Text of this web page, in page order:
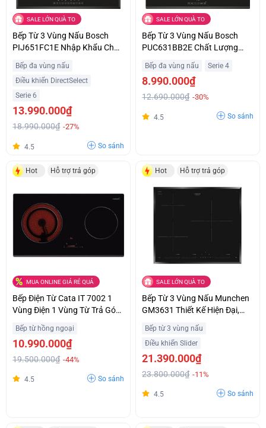
SALE LỚN QUÀ TO
Bếp Từ 3 Vùng Nấu Bosch
PIJ651FC1E Nhập Khẩu Châu
Bếp đa vùng nấu
Điều khiển DirectSelect
Serie 6
13.990.000₫
18.990.000₫ -27%
4.5 So sánh
SALE LỚN QUÀ TO
Bếp Từ 3 Vùng Nấu Bosch
PUC631BB2E Chất Lượng
Bếp đa vùng nấu Serie 4
8.990.000₫
12.690.000₫ -30%
4.5 So sánh
Hot Hỗ trợ trả góp
MUA ONLINE GIÁ RẺ QUÁ
Bếp Điện Từ Cata IT 7002 1
Vùng Điện 1 Vùng Từ Trả Góp
Bếp từ hồng ngoại
10.990.000₫
19.500.000₫ -44%
4.5 So sánh
Hot Hỗ trợ trả góp
SALE LỚN QUÀ TO
Bếp Từ 3 Vùng Nấu Munchen
GM3631 Thiết Kế Hiện Đại,
Bếp từ 3 vùng nấu
Điều khiển Slider
21.390.000₫
23.800.000₫ -11%
4.5 So sánh